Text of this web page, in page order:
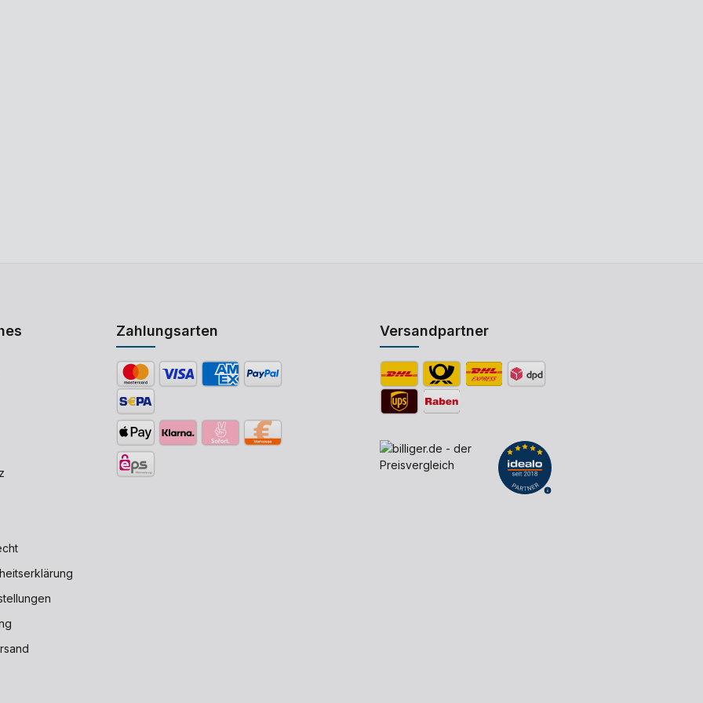
Zahlungsarten Versandpartner